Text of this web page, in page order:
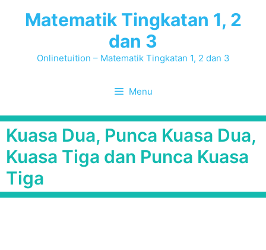
Matematik Tingkatan 1, 2
dan 3
Onlinetuition – Matematik Tingkatan 1, 2 dan 3
Menu
Kuasa Dua, Punca Kuasa Dua,
Kuasa Tiga dan Punca Kuasa
Tiga